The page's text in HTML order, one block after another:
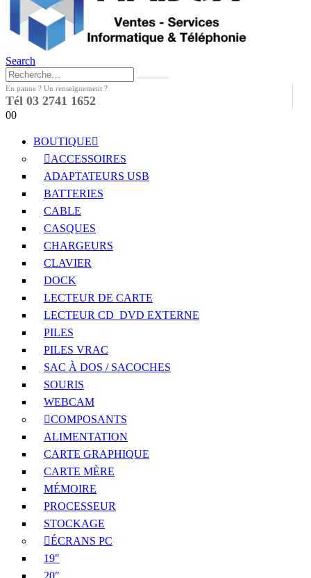
Search
En panne ? Un renseignement ?
Tél 03 2741 1652
00
BOUTIQUE
ACCESSOIRES
ADAPTATEURS USB
BATTERIES
CABLE
CASQUES
CHARGEURS
CLAVIER
DOCK
LECTEUR DE CARTE
LECTEUR CD_DVD EXTERNE
PILES
PILES VRAC
SAC À DOS / SACOCHES
SOURIS
WEBCAM
COMPOSANTS
ALIMENTATION
CARTE GRAPHIQUE
CARTE MÈRE
MÉMOIRE
PROCESSEUR
STOCKAGE
ÉCRANS PC
19″
20″